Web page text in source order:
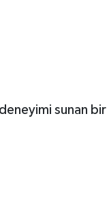
sunan bir